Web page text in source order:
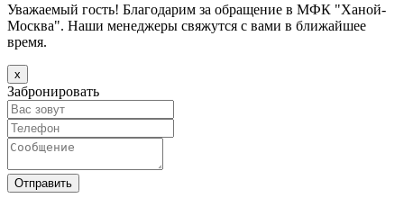
Уважаемый гость! Благодарим за обращение в МФК "Ханой-
Москва". Наши менеджеры свяжутся с вами в ближайшее
время.
х
Забронировать